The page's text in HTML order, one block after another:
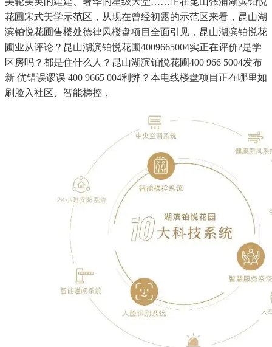
花圃宋式美学示范区，从现在曾经初露的示范区来看，昆山湖
滨铂悦花圃售楼处德律风楼盘项目全面引见，昆山湖滨铂悦花
圃业从评论？昆山湖滨铂悦花圃4009665004实正在评价?是学
区房吗？都是住什么人？昆山湖滨铂悦花圃400 966 5004发布
新 优错误谬误 400 9665 004利弊？本电线楼盘项目正在哪里如
刷脸入社区、智能梯控，